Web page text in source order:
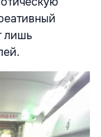
лишь